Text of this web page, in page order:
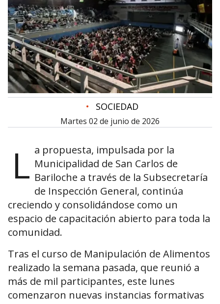
• SOCIEDAD
martes 02 de junio de 2026
L a propuesta, impulsada por la
Municipalidad de San Carlos de
Bariloche a través de la Subsecretaría
de Inspección General, continúa
creciendo y consolidándose como un
espacio de capacitación abierto para toda la
comunidad.
Tras el curso de Manipulación de Alimentos
realizado la semana pasada, que reunió a
más de mil participantes, este lunes
comenzaron nuevas instancias formativas